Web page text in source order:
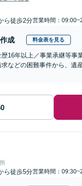
ら徒歩2分営業時間：
成 料金表を見る
歴16年以上／事業承継等
などの困難事件から、
ら徒歩5分営業時間：